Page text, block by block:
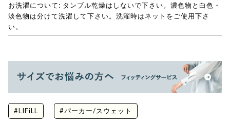
お洗濯について: タンブル乾燥はしないで下さい。濃色物と白色・
淡色物は分けて洗濯して下さい。洗濯時はネットをご使用下さ
い。
#LIFiLL #パーカー/スウェット